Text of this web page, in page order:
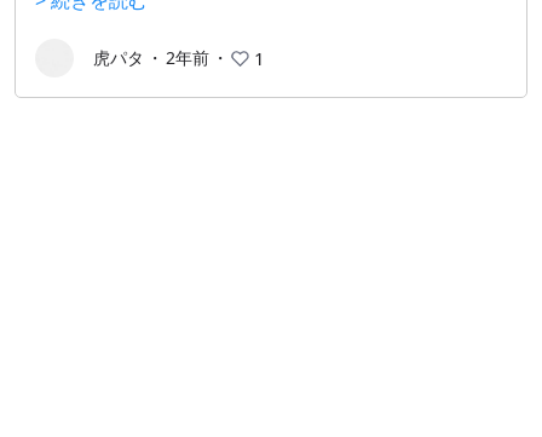
合する必要はなかったように思う。 MODを入れたけ
ればForgeを入れる必要があった時代の方が、自由度
虎パタ ・ 2年前 ・ 1